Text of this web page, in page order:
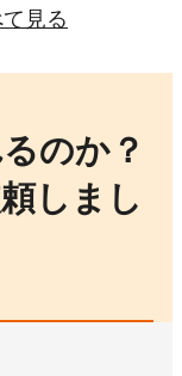
見る
のか？
しまし